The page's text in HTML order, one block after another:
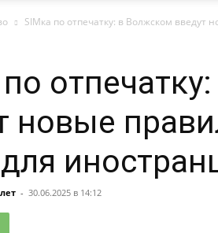
SIMка по отпечатку: в Волжском введут
новые
- 30.06.2025 в 14:12